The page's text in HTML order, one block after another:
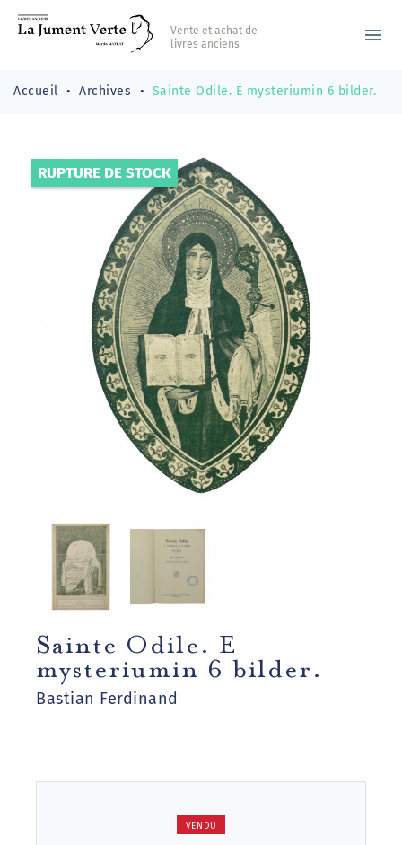
Vente et achat de
livres anciens
menu
Accueil Archives Sainte Odile. E mysteriumin 6 bilder.
RUPTURE DE STOCK
Sainte Odile. E
mysteriumin 6 bilder.
Bastian Ferdinand
VENDU